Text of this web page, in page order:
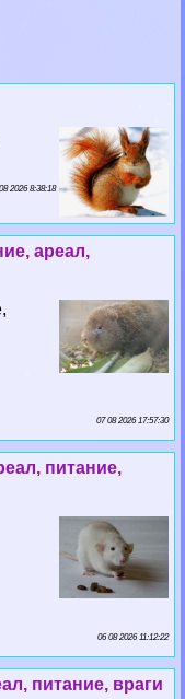
2026 8:38:18
ареал,
07 08 2026 17:57:30
питание,
06 08 2026 11:12:22
питание, враги